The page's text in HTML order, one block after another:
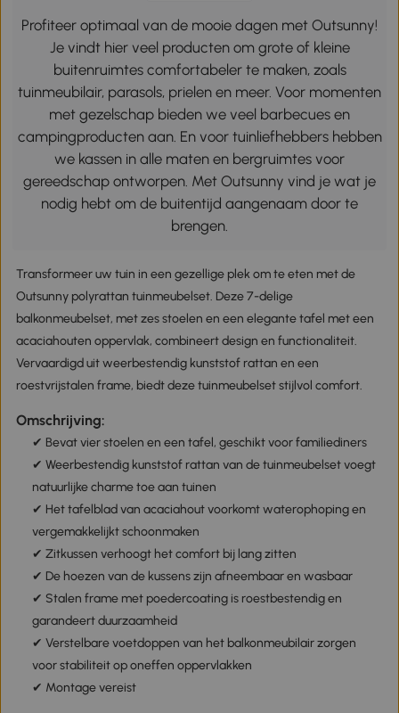
Profiteer optimaal van de mooie dagen met Outsunny!
Je vindt hier veel producten om grote of kleine
buitenruimtes comfortabeler te maken, zoals
tuinmeubilair, parasols, prielen en meer. Voor momenten
met gezelschap bieden we veel barbecues en
campingproducten aan. En voor tuinliefhebbers hebben
we kassen in alle maten en bergruimtes voor
gereedschap ontworpen. Met Outsunny vind je wat je
nodig hebt om de buitentijd aangenaam door te
brengen.
Transformeer uw tuin in een gezellige plek om te eten met de
Outsunny polyrattan tuinmeubelset. Deze 7-delige
balkonmeubelset, met zes stoelen en een elegante tafel met een
acaciahouten oppervlak, combineert design en functionaliteit.
Vervaardigd uit weerbestendig kunststof rattan en een
roestvrijstalen frame, biedt deze tuinmeubelset stijlvol comfort.
Omschrijving:
✔ Bevat vier stoelen en een tafel, geschikt voor familiediners
✔ Weerbestendig kunststof rattan van de tuinmeubelset voegt
natuurlijke charme toe aan tuinen
✔ Het tafelblad van acaciahout voorkomt waterophoping en
vergemakkelijkt schoonmaken
✔ Zitkussen verhoogt het comfort bij lang zitten
✔ De hoezen van de kussens zijn afneembaar en wasbaar
✔ Stalen frame met poedercoating is roestbestendig en
garandeert duurzaamheid
✔ Verstelbare voetdoppen van het balkonmeubilair zorgen
voor stabiliteit op oneffen oppervlakken
✔ Montage vereist